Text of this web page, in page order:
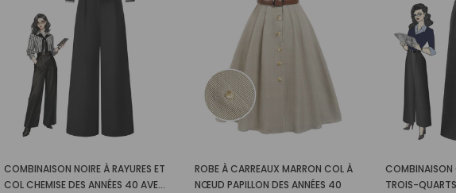
COMBINAISON NOIRE À RAYURES ET
COL CHEMISE DES ANNÉES 40 AVEC
ROBE À CARREAUX MARRON COL À
NŒUD PAPILLON DES ANNÉES 40
COMBINAISON
TROIS-